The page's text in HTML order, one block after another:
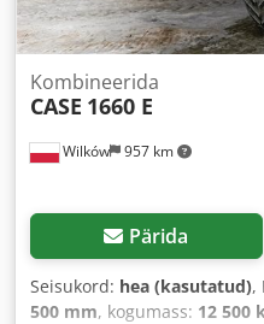
Wilków 957 km
Kombineerida
CASE 1660 E
Pärida
Seisukord: hea (kasutatud),
500 mm, kogumass: 12 500